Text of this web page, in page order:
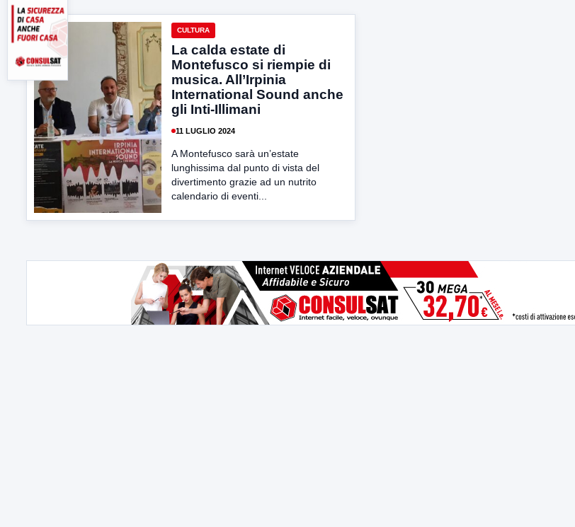
CULTURA
La calda estate di
Montefusco si riempie di
musica. All’Irpinia
International Sound anche
gli Inti-Illimani
11 LUGLIO 2024
A Montefusco sarà un’estate
lunghissima dal punto di vista del
divertimento grazie ad un nutrito
calendario di eventi...